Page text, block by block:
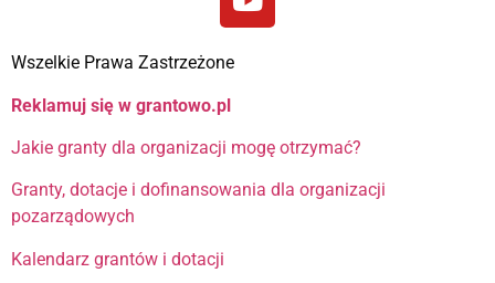
Wszelkie Prawa Zastrzeżone
Reklamuj się w grantowo.pl
Jakie granty dla organizacji mogę otrzymać?
Granty, dotacje i dofinansowania dla organizacji
pozarządowych
Kalendarz grantów i dotacji